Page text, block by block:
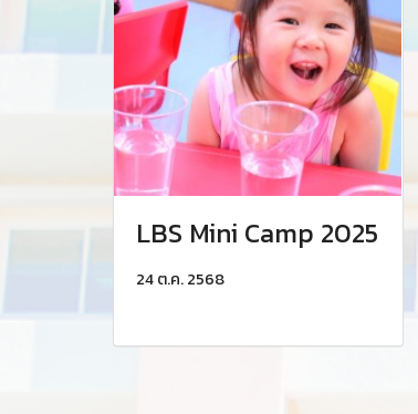
LBS Mini Camp 2025
24 ต.ค. 2568